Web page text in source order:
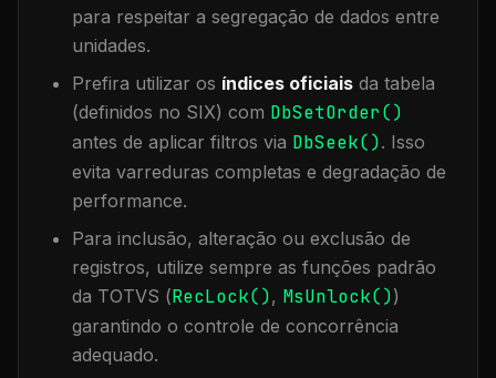
para respeitar a segregação de dados entre
unidades.
Prefira utilizar os índices oficiais da tabela
(definidos no SIX) com DbSetOrder()
antes de aplicar filtros via DbSeek(). Isso
evita varreduras completas e degradação de
performance.
Para inclusão, alteração ou exclusão de
registros, utilize sempre as funções padrão
da TOTVS (RecLock(), MsUnlock())
garantindo o controle de concorrência
adequado.